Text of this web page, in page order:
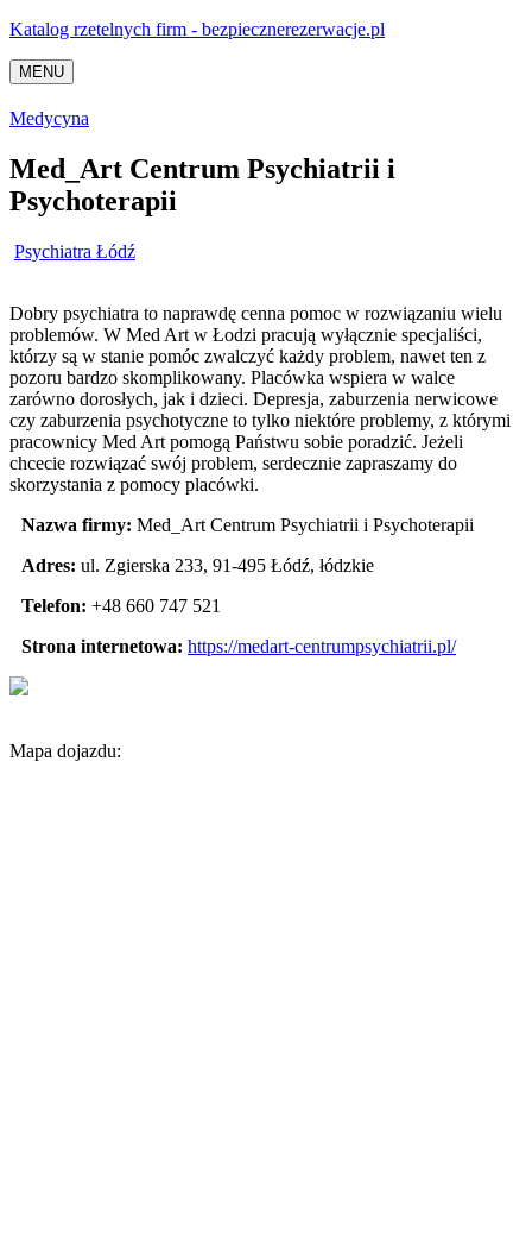
Katalog rzetelnych firm - bezpiecznerezerwacje.pl
MENU
Medycyna
Med_Art Centrum Psychiatrii i
Psychoterapii
Psychiatra Łódź
Dobry psychiatra to naprawdę cenna pomoc w rozwiązaniu wielu
problemów. W Med Art w Łodzi pracują wyłącznie specjaliści,
którzy są w stanie pomóc zwalczyć każdy problem, nawet ten z
pozoru bardzo skomplikowany. Placówka wspiera w walce
zarówno dorosłych, jak i dzieci. Depresja, zaburzenia nerwicowe
czy zaburzenia psychotyczne to tylko niektóre problemy, z którymi
pracownicy Med Art pomogą Państwu sobie poradzić. Jeżeli
chcecie rozwiązać swój problem, serdecznie zapraszamy do
skorzystania z pomocy placówki.
Nazwa firmy: Med_Art Centrum Psychiatrii i Psychoterapii
Adres: ul. Zgierska 233, 91-495 Łódź, łódzkie
Telefon: +48 660 747 521
Strona internetowa: https://medart-centrumpsychiatrii.pl/
Mapa dojazdu: